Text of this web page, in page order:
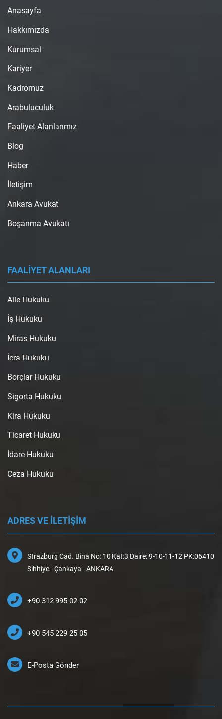
Anasayfa
Hakkımızda
Kurumsal
Kariyer
Kadromuz
Arabuluculuk
Faaliyet Alanlarımız
Blog
Haber
İletişim
Ankara Avukat
Boşanma Avukatı
FAALİYET ALANLARI
Aile Hukuku
İş Hukuku
Miras Hukuku
İcra Hukuku
Borçlar Hukuku
Sigorta Hukuku
Kira Hukuku
Ticaret Hukuku
İdare Hukuku
Ceza Hukuku
ADRES VE İLETİŞİM
Strazburg Cad. Bina No: 10 Kat:3 Daire: 9-10-11-12 PK:06410
Sıhhiye - Çankaya - ANKARA
+90 312 995 02 02
+90 545 229 25 05
E-Posta Gönder